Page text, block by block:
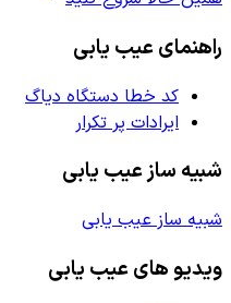
راهنمای عیب یابی
کد خطا دستگاه دیاگ
ایرادات پر تکرار
شبیه ساز عیب یابی
شبیه ساز عیب یابی
ویدیو های عیب یابی